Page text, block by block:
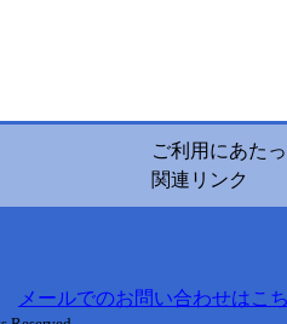
ご利用にあた
関連リンク
メールでのお問い合わせはこ